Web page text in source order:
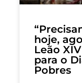
hoje,
Leão
para o
Pobres